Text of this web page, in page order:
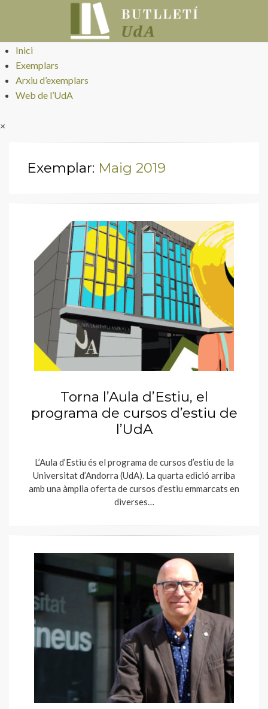
Butlletí UdA
Inici
Exemplars
Arxiu d’exemplars
Web de l’UdA
×
Exemplar: Maig 2019
Torna l’Aula d’Estiu, el
programa de cursos d’estiu de
l’UdA
L’Aula d’Estiu és el programa de cursos d’estiu de la
Universitat d’Andorra (UdA). La quarta edició arriba
amb una àmplia oferta de cursos d’estiu emmarcats en
diverses…